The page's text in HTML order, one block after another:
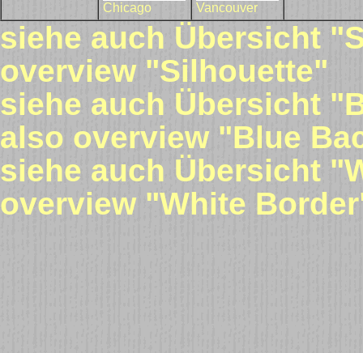
Chicago Vancouver
siehe auch Übersicht
overview "Silhouette"
siehe auch Übersicht
also overview "Blue
siehe auch Übersicht
overview "White